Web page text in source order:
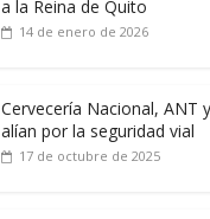
a la Reina de Quito
14 de enero de 2026
Cervecería Nacional, ANT
alían por la seguridad vial
17 de octubre de 2025